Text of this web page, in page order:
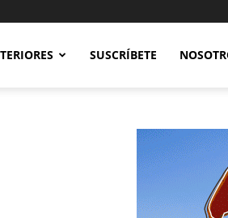
SUSCRÍBETE